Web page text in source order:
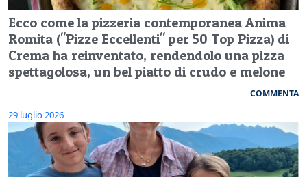
Ecco come la pizzeria contemporanea Anima
Romita ("Pizze Eccellenti" per 50 Top Pizza) di
Crema ha reinventato, rendendolo una pizza
spettagolosa, un bel piatto di crudo e melone
COMMENTA
29 luglio 2026